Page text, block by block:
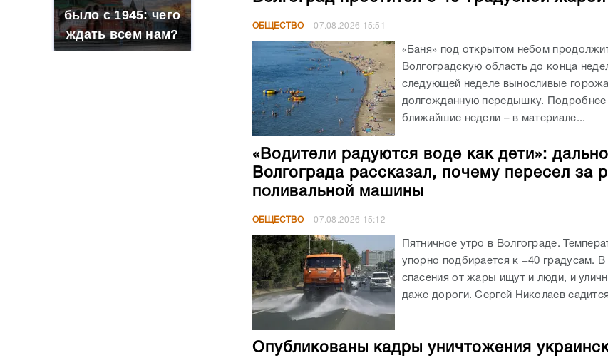
было с 1945: чего
ждать всем нам?
ОБЩЕСТВО 07.08.2026 15:51
«Баня» под открытом небом
Волгоградскую область до конца
следующей неделе выносливые
долгожданную передышку. Подробнее
ближайшие недели – в материале...
«Водители радуются воде как дети»:
Волгограда рассказал, почему пересел за
поливальной машины
ОБЩЕСТВО 07.08.2026 15:12
Пятничное утро в Волгограде.
упорно подбирается к +40 градусам.
спасения от жары ищут и люди, и
даже дороги. Сергей Николаев
Опубликованы кадры уничтожения